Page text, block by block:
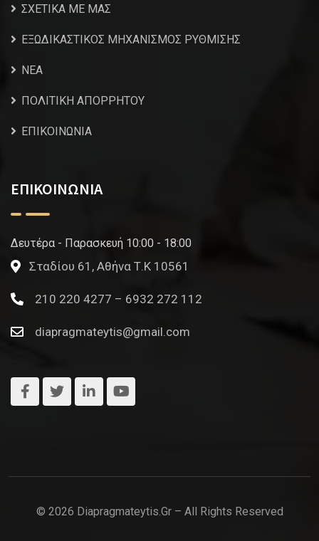
ΣΧΕΤΙΚΑ ΜΕ ΜΑΣ
ΕΞΩΔΙΚΑΣΤΙΚΟΣ ΜΗΧΑΝΙΣΜΟΣ ΡΥΘΜΙΣΗΣ
NEA
ΠΟΛΙΤΙΚΗ ΑΠΟΡΡΗΤΟΥ
ΕΠΙΚΟΙΝΩΝΙΑ
ΕΠΙΚΟΙΝΩΝΙΑ
Δευτέρα - Παρασκευή 10:00 - 18:00
Σταδίου 61, Αθήνα Τ.Κ 10561
210 220 4277 – 6932 272 112
diapragmateytis@gmail.com
© 2026 Diapragmateytis.gr – All Rights Reserved